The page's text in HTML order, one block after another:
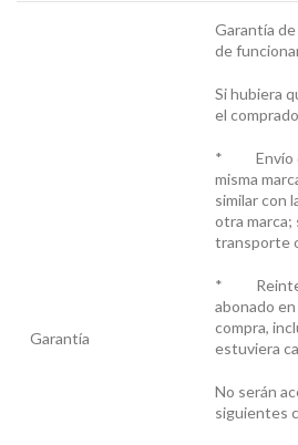
Garantía
Garantía
de
Si hubiera
el
* Envío
misma
similar con
otra marca;
transporte
*
abonado
compra,
estuviera
No serán
siguientes